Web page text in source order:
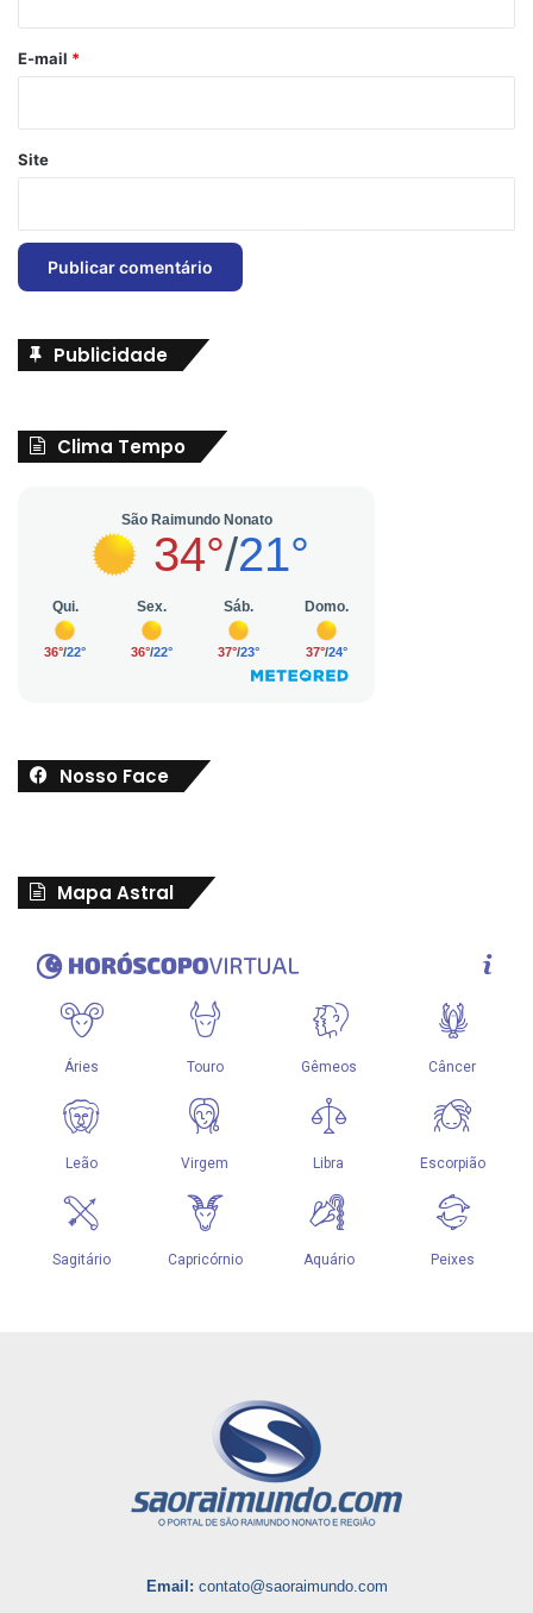
*
E-mail *
Site
Publicidade
Clima Tempo
Nosso Face
Mapa Astral
Email: contato@saoraimundo.com